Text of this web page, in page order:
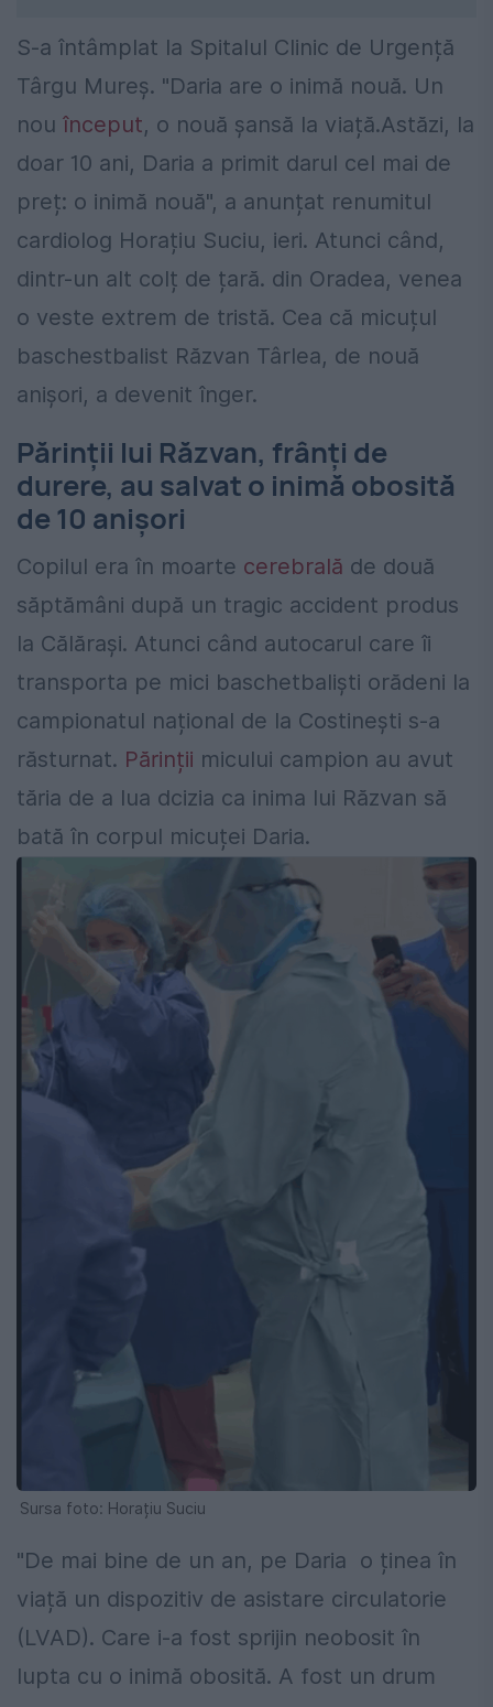
S-a întâmplat la Spitalul Clinic de Urgență
Târgu Mureș. "Daria are o inimă nouă. Un
nou început, o nouă șansă la viață.Astăzi, la
doar 10 ani, Daria a primit darul cel mai de
preț: o inimă nouă", a anunțat renumitul
cardiolog Horațiu Suciu, ieri. Atunci când,
dintr-un alt colț de țară. din Oradea, venea
o veste extrem de tristă. Cea că micuțul
baschestbalist Răzvan Târlea, de nouă
anișori, a devenit înger.
Părinții lui Răzvan, frânți de
durere, au salvat o inimă obosită
de 10 anișori
Copilul era în moarte cerebrală de două
săptămâni după un tragic accident produs
la Călărași. Atunci când autocarul care îi
transporta pe mici baschetbaliști orădeni la
campionatul național de la Costinești s-a
răsturnat. Părinții micului campion au avut
tăria de a lua dcizia ca inima lui Răzvan să
bată în corpul micuței Daria.
Sursa foto: Horațiu Suciu
"De mai bine de un an, pe Daria o ținea în
viață un dispozitiv de asistare circulatorie
(LVAD). Care i-a fost sprijin neobosit în
lupta cu o inimă obosită. A fost un drum